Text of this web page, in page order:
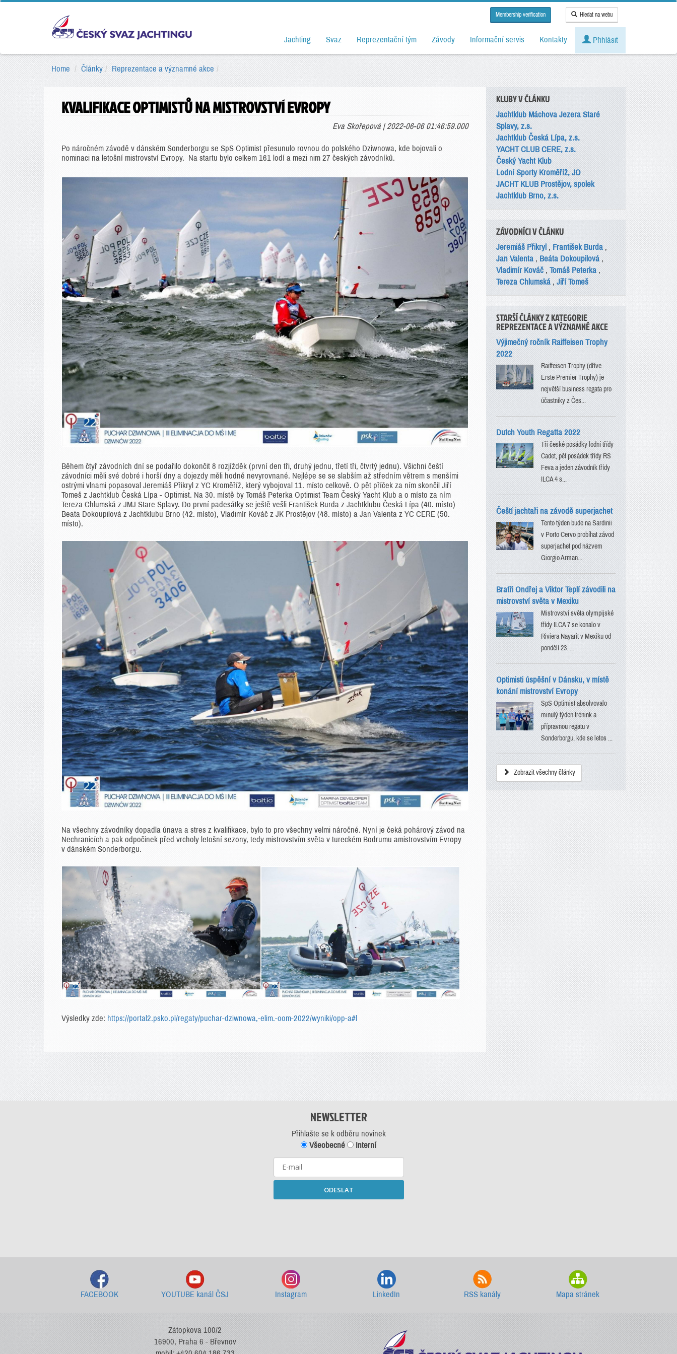
Membership verification Hledat na webu
Jachting Svaz Reprezentační tým Závody Informační servis Kontakty Přihlásit
Home Články Reprezentace a významné akce
KVALIFIKACE OPTIMISTŮ NA MISTROVSTVÍ EVROPY
Eva Skořepová | 2022-06-06 01:46:59.000
Po náročném závodě v dánském Sonderborgu se SpS Optimist přesunulo rovnou do polského Dziwnowa, kde bojovali o
nominaci na letošní mistrovství Evropy. Na startu bylo celkem 161 lodí a mezi nim 27 českých závodníků.
Během čtyř závodních dní se podařilo dokončit 8 rozjížděk (první den tři, druhý jednu, třetí tři, čtvrtý jednu). Všichni čeští
závodníci měli své dobré i horší dny a dojezdy měli hodně nevyrovnané. Nejlépe se se slabším až středním větrem s menšími
ostrými vlnami popasoval Jeremiáš Přikryl z YC Kroměříž, který vybojoval 11. místo celkově. O pět příček za ním skončil Jiří
Tomeš z Jachtklub Česká Lípa - Optimist. Na 30. místě by Tomáš Peterka Optimist Team Český Yacht Klub a o místo za ním
Tereza Chlumská z JMJ Stare Splavy. Do první padesátky se ještě vešli František Burda z Jachtklubu Česká Lípa (40. místo)
Beata Dokoupilová z Jachtklubu Brno (42. místo), Vladimír Kováč z JK Prostějov (48. místo) a Jan Valenta z YC CERE (50.
místo).
Na všechny závodníky dopadla únava a stres z kvalifikace, bylo to pro všechny velmi náročné. Nyní je čeká pohárový závod na
Nechranicích a pak odpočinek před vrcholy letošní sezony, tedy mistrovstvím světa v tureckém Bodrumu amistrovstvím Evropy
v dánském Sonderborgu.
Výsledky zde: https://portal2.psko.pl/regaty/puchar-dziwnowa,-elim.-oom-2022/wyniki/opp-a#l
KLUBY V ČLÁNKU
Jachtklub Máchova Jezera Staré
Splavy, z.s.
Jachtklub Česká Lípa, z.s.
YACHT CLUB CERE, z.s.
Český Yacht Klub
Lodní Sporty Kroměříž, JO
JACHT KLUB Prostějov, spolek
Jachtklub Brno, z.s.
ZÁVODNÍCI V ČLÁNKU
Jeremiáš Přikryl ,František Burda,
Jan Valenta,Beáta Dokoupilová,
Vladimír Kováč,Tomáš Peterka,
Tereza Chlumská,Jiří Tomeš
STARŠÍ ČLÁNKY Z KATEGORIE
REPREZENTACE A VÝZNAMNÉ AKCE
Výjimečný ročník Raiffeisen Trophy
2022
Raiffeisen Trophy (dříve
Erste Premier Trophy) je
největší business regata pro
účastníky z Čes...
Dutch Youth Regatta 2022
Tři české posádky lodní třídy
Cadet, pět posádek třídy RS
Feva a jeden závodník třídy
ILCA 4 s...
Čeští jachtaři na závodě superjachet
Tento týden bude na Sardinii
v Porto Cervo probíhat závod
superjachet pod názvem
Giorgio Arman...
Bratři Ondřej a Viktor Teplí závodili na
mistrovství světa v Mexiku
Mistrovství světa olympijské
třídy ILCA 7 se konalo v
Riviera Nayarit v Mexiku od
pondělí 23. ...
Optimisti úspěšní v Dánsku, v místě
konání mistrovství Evropy
SpS Optimist absolvovalo
minulý týden trénink a
přípravnou regatu v
Sonderborgu, kde se letos ...
Zobrazit všechny články
NEWSLETTER
Přihlašte se k odběru novinek
Všeobecné
Interní
ODESLAT
FACEBOOK YOUTUBE kanál ČSJ Instagram LinkedIn RSS kanály Mapa stránek
Zátopkova 100/2
16900, Praha 6 - Břevnov